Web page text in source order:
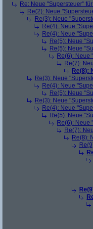
Re: Neue "Supersteuer"
Re(2): Neue
Re(3): Neue
Re(4): Neue
Re(4): Neue
Re(5): Neue
Re(5): Neue
Re(6): Neue
Re(7):
Re(8):
Re(3): Neue
Re(4): Neue
Re(5): Neue
Re(3): Neue
Re(4): Neue
Re(5): Neue
Re(6): Neue
Re(7):
Re(8):